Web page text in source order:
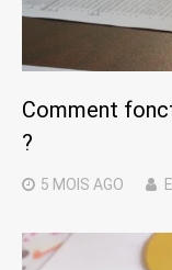
Comment
?
5 MOIS AGO